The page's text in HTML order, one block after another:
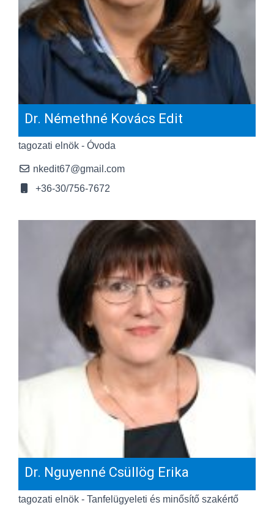
Dr. Némethné Kovács Edit
tagozati elnök - Óvoda
nkedit67@gmail.com
+36-30/756-7672
Dr. Nguyenné Csüllög Erika
tagozati elnök - Tanfelügyeleti és minősítő szakértő